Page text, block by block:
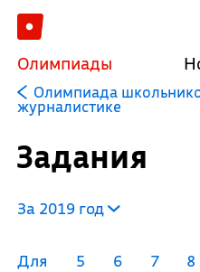
Олимпиады
Олимпиада
журналистике
Задания
За 2019 год
Для 5 6 7 8